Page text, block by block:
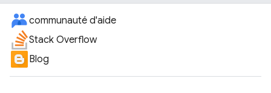
communauté d'aide
Stack Overflow
Blog